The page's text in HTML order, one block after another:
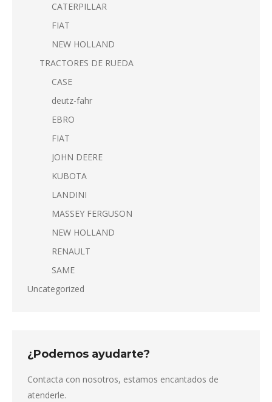
CATERPILLAR
FIAT
NEW HOLLAND
TRACTORES DE RUEDA
CASE
deutz-fahr
EBRO
FIAT
JOHN DEERE
KUBOTA
LANDINI
MASSEY FERGUSON
NEW HOLLAND
RENAULT
SAME
Uncategorized
¿Podemos ayudarte?
Contacta con nosotros, estamos encantados de
atenderle.